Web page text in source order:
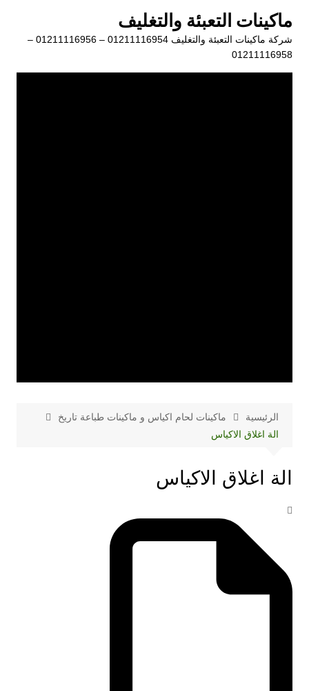
المحتوى
ماكينات التعبئة والتغليف
شركة ماكينات التعبئة والتغليف 01211116954 – 01211116956 –
01211116958
الرئيسية
ماكينات لحام اكياس و ماكينات طباعة تاريخ
الة اغلاق الاكياس
الة اغلاق الاكياس